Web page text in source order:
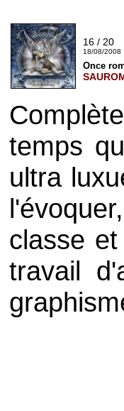
16 / 20
18/08/2008
Once
temps
ultra
classe
travail